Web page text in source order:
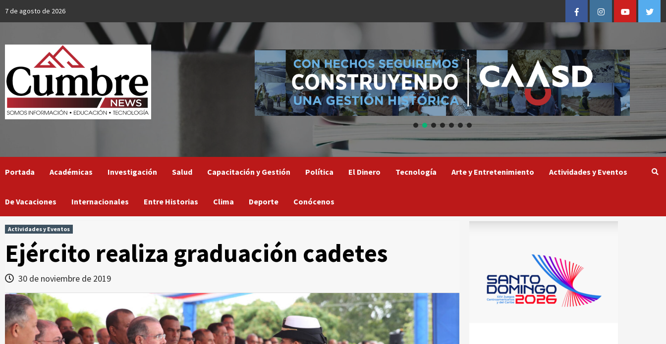
7 de agosto de 2026 FacebookInstagramYoutube
Portada Académicas Investigación Salud Capacitación y Gestión Política El Dinero Tecnología Arte y Entretenimiento Actividades y Eventos
De Vacaciones Internacionales Entre Historias Clima Deporte Conócenos
Actividades y Eventos
Ejército realiza graduación cadetes
30 de noviembre de 2019